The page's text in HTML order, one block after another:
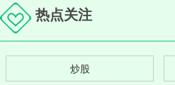
热点关注
炒股